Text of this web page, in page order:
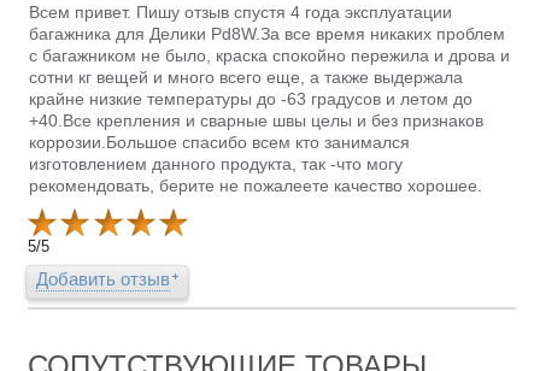
Всем привет. Пишу отзыв спустя 4 года эксплуатации
багажника для Делики Pd8W.За все время никаких проблем
с багажником не было, краска спокойно пережила и дрова и
сотни кг вещей и много всего еще, а также выдержала
крайне низкие температуры до -63 градусов и летом до
+40.Все крепления и сварные швы целы и без признаков
коррозии.Большое спасибо всем кто занимался
изготовлением данного продукта, так -что могу
рекомендовать, берите не пожалеете качество хорошее.
5/5
Добавить отзыв